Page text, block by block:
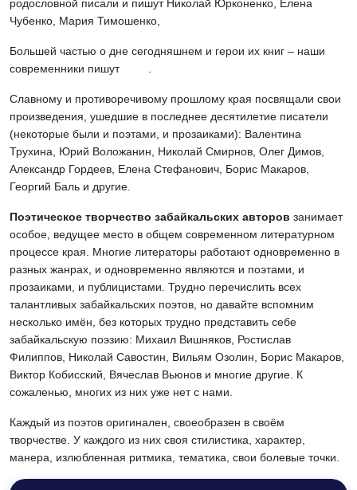
родословной писали и пишут Николай Юрконенко, Елена
Чубенко, Мария Тимошенко,
Большей частью о дне сегодняшнем и герои их книг – наши
современники пишут .
Славному и противоречивому прошлому края посвящали свои
произведения, ушедшие в последнее десятилетие писатели
(некоторые были и поэтами, и прозаиками): Валентина
Трухина, Юрий Воложанин, Николай Смирнов, Олег Димов,
Александр Гордеев, Елена Стефанович, Борис Макаров,
Георгий Баль и другие.
Поэтическое творчество забайкальских авторов занимает
особое, ведущее место в общем современном литературном
процессе края. Многие литераторы работают одновременно в
разных жанрах, и одновременно являются и поэтами, и
прозаиками, и публицистами. Трудно перечислить всех
талантливых забайкальских поэтов, но давайте вспомним
несколько имён, без которых трудно представить себе
забайкальскую поэзию: Михаил Вишняков, Ростислав
Филиппов, Николай Савостин, Вильям Озолин, Борис Макаров,
Виктор Кобисский, Вячеслав Вьюнов и многие другие. К
сожаленью, многих из них уже нет с нами.
Каждый из поэтов оригинален, своеобразен в своём
творчестве. У каждого из них своя стилистика, характер,
манера, излюбленная ритмика, тематика, свои болевые точки.